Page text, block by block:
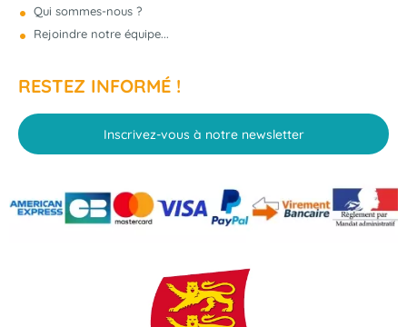
Qui sommes-nous ?
Rejoindre notre équipe...
RESTEZ INFORMÉ !
Inscrivez-vous à notre newsletter